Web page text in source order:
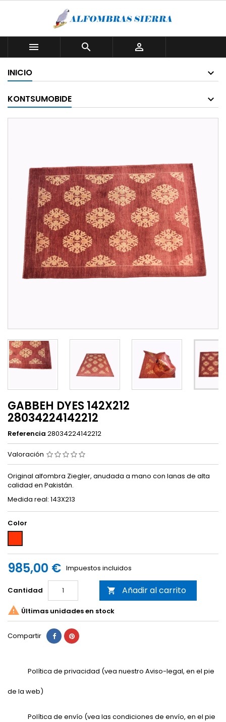
  
INICIO
KONTSUMOBIDE
GABBEH DYES 142X212
28034224142212
Referencia 28034224142212
Valoración
Original alfombra Ziegler, anudada a mano con lanas de alta
calidad en Pakistán.
Medida real: 143X213
Color
985,00 € Impuestos incluidos
Cantidad  Añadir al carrito
 Últimas unidades en stock
Compartir
Política de privacidad (vea nuestro Aviso-legal, en el pie
de la web)
Política de envío (vea las condiciones de envío, en el pie